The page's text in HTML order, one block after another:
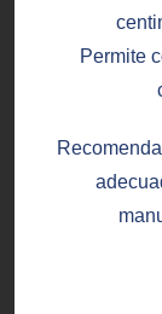
Permite